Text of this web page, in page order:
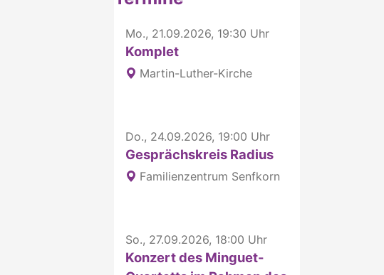
Mo., 21.09.2026, 19:30 Uhr
Komplet
Martin-Luther-Kirche
Do., 24.09.2026, 19:00 Uhr
Gesprächskreis Radius
Familienzentrum Senfkorn
So., 27.09.2026, 18:00 Uhr
Konzert des Minguet-